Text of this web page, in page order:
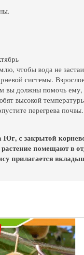
чтобы вода не
системы.
вы должны помочь ему,
высокой
перегрева
Юг, с закрытой
помещают в
прилагается